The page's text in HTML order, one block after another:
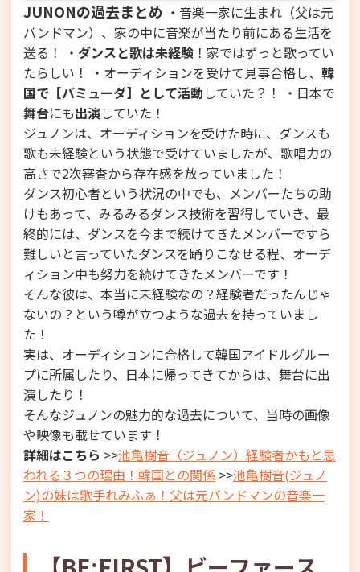
JUNONの過去まとめ ・音楽一家に生まれ（父は元
バンドマン）、家の中に音楽が当たり前にある生活を
送る！ ・ ダンスと歌は未経験 ！家ではずっと歌ってい
たらしい！ ・オーディションを受けて見事合格し、 韓
国で【バミューダ】として活動していた？！ ・日本で
舞台にも出演していた！
ジュノンは、オーディションを受けた時に、ダンスも
歌も未経験という状態で受けていましたが、歌唱力の
高さで2次審査から存在感を放っていました！
ダンス初心者という状況の中でも、メンバーたちの助
けもあって、みるみるダンス技術を習得していき、最
終的には、ダンスを今まで続けてきたメンバーですら
難しいと言っていたダンスを踊りこなせる程、オーデ
ィション中も努力を続けてきたメンバーです！
そんな彼は、本当に未経験なの？経験者だったんじゃ
ないの？という噂が立つような過去を持っていまし
た！
実は、オーディションに合格して韓国アイドルグルー
プに所属したり、日本に帰ってきてからは、舞台に出
演したり！
そんなジュノンの魅力的な過去について、当時の画像
や映像も載せています！
詳細はこちら >>池亀樹音（ジュノン）経験者かもと思
われる３つの理由！韓国との関係 >>池亀樹音(ジュノ
ン)の妹は歌手れみふぁ！父は元バンドマンの音楽一
家！